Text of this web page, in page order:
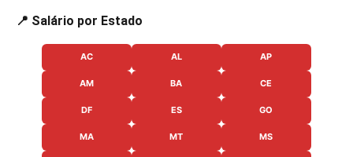
📍 Salário por Estado
AC AL AP
AM BA CE
DF ES GO
MA MT MS